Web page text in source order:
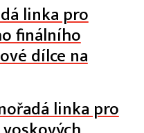
linka pro
finálního
dílce na
linka pro